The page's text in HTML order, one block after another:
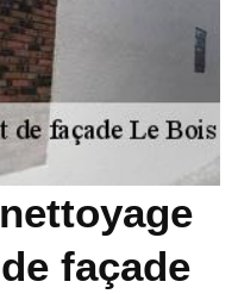
façade